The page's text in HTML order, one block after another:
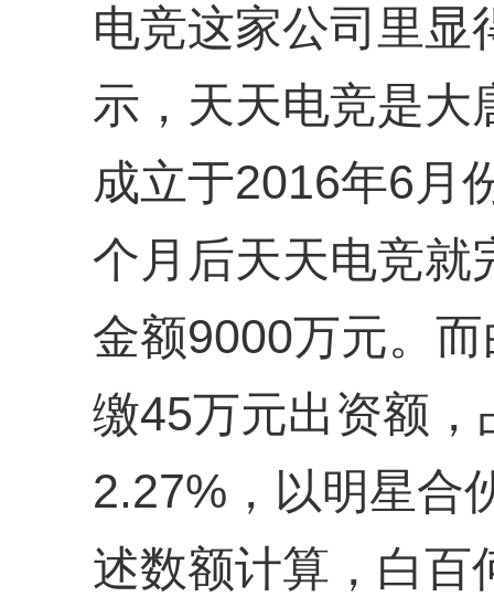
电竞这家公司里显
示，天天电竞是大
成立于2016年6月
个月后天天电竞就
金额9000万元。
缴45万元出资额
2.27%，以明星合
述数额计算，白百